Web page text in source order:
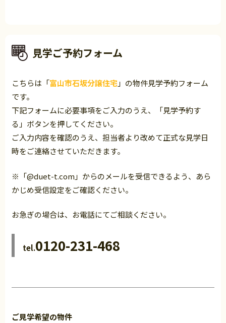
見学ご予約フォーム
こちらは「富山市石坂分譲住宅」の物件見学予約フォーム
です。
下記フォームに必要事項をご入力のうえ、「見学予約す
る」ボタンを押してください。
ご入力内容を確認のうえ、担当者より改めて正式な見学日
時をご連絡させていただきます。
※「@duet-t.com」からのメールを受信できるよう、あら
かじめ受信設定をご確認ください。
お急ぎの場合は、お電話にてご相談ください。
tel.0120-231-468
ご見学希望の物件